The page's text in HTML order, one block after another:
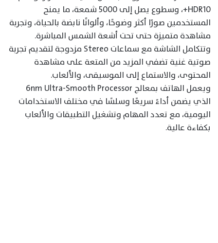
HDR10+، وسطوع يصل إلى 5000 شمعة، ما يمنح
المستخدمين صورًا أكثر وضوحًا، وألوانًا نابضة بالحياة، وتجربة
مشاهدة متميزة حتى تحت أشعة الشمس المباشرة.
وتتكامل الشاشة مع سماعات Stereo مزدوجة لتقديم تجربة
صوتية غنية تضفي المزيد من المتعة على مشاهدة
المحتوى، والاستماع إلى الموسيقى، والألعاب.
ويعمل الهاتف بمعالج 6nm Ultra-Smooth Processor
الذي يضمن أداءً سريعًا وسلسًا في مختلف الاستخدامات
اليومية، مع تعدد المهام وتشغيل التطبيقات والألعاب
بكفاءة عالية.